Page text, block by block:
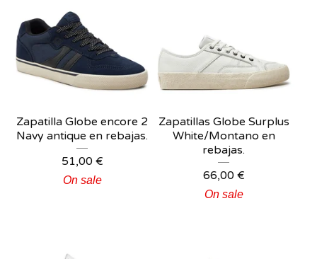
Zapatilla Globe encore 2
Navy antique en rebajas.
51,00 €
On sale
Zapatillas Globe Surplus
White/Montano en
rebajas.
66,00 €
On sale